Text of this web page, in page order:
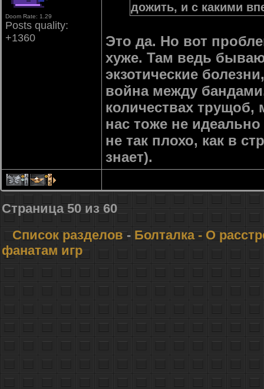
Doom Rate: 1.29
Posts quality:
+1360
дожить, и с какими
Это да. Но вот
хуже. Там ведь
экзотические
война между
количествах трущоб,
нас тоже не
не так плохо, как в
знает).
1 15
Страница50из60
Список разделов- Болталка- О
фанатам игр